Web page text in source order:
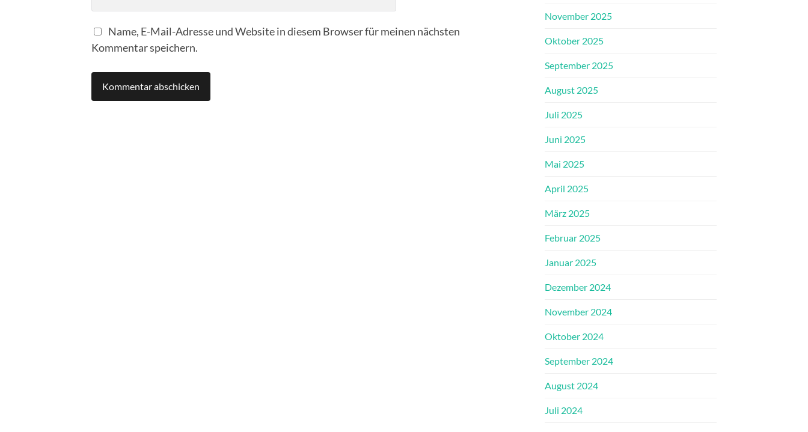
Name, E-Mail-Adresse und Website in diesem Browser für meinen nächsten
Kommentar speichern.
November 2025
Oktober 2025
September 2025
August 2025
Juli 2025
Juni 2025
Mai 2025
April 2025
März 2025
Februar 2025
Januar 2025
Dezember 2024
November 2024
Oktober 2024
September 2024
August 2024
Juli 2024